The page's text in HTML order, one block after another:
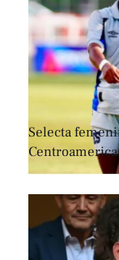
Selecta